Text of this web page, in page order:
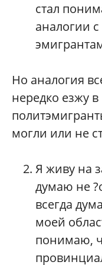
стал
аналогии
Но аналогия
нередко езжу
могли или не
Я живу на
думаю не
всегда
моей
понимаю,